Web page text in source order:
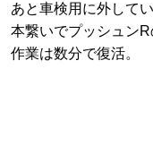
あと車検用に外して
本繋いでプッシュン
作業は数分で復活。